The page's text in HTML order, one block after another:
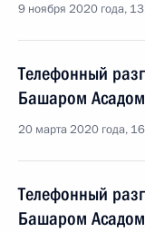
9 ноября 2020 года,
Телефонный
Башаром Асадом
20 марта 2020 года,
Телефонный
Башаром Асадом